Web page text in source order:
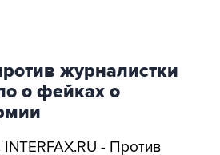
журналистки
о фейках о
- Против
иноагентом ) возбуждено